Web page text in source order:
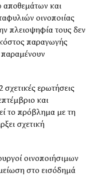
αποθεμάτων και
οινοποιίας
πλειοψηφία τους δεν
παραγωγής
παραμένουν
ερωτήσεις
και
το πρόβλημα με τη
σχετική
οινοποιήσιμων
στο εισόδημά